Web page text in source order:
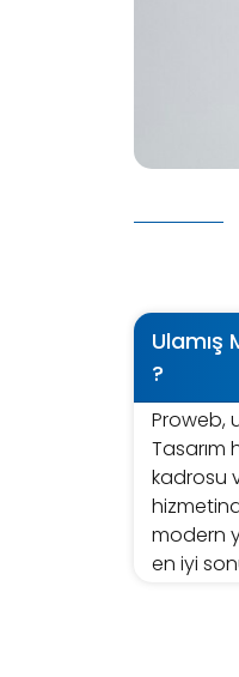
Ulamış
?
Proweb,
Tasarım
kadrosu
modern
en iyi